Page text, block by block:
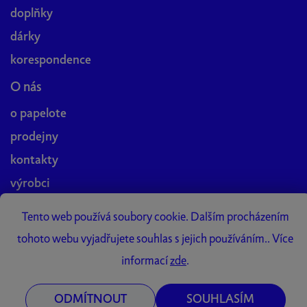
Tento web používá soubory cookie. Dalším procházením
tohoto webu vyjadřujete souhlas s jejich používáním.. Více
informacízde.
ODMÍTNOUT SOUHLASÍM
doplňky
dárky
korespondence
O nás
o papelote
prodejny
kontakty
výrobci
práce v papelote